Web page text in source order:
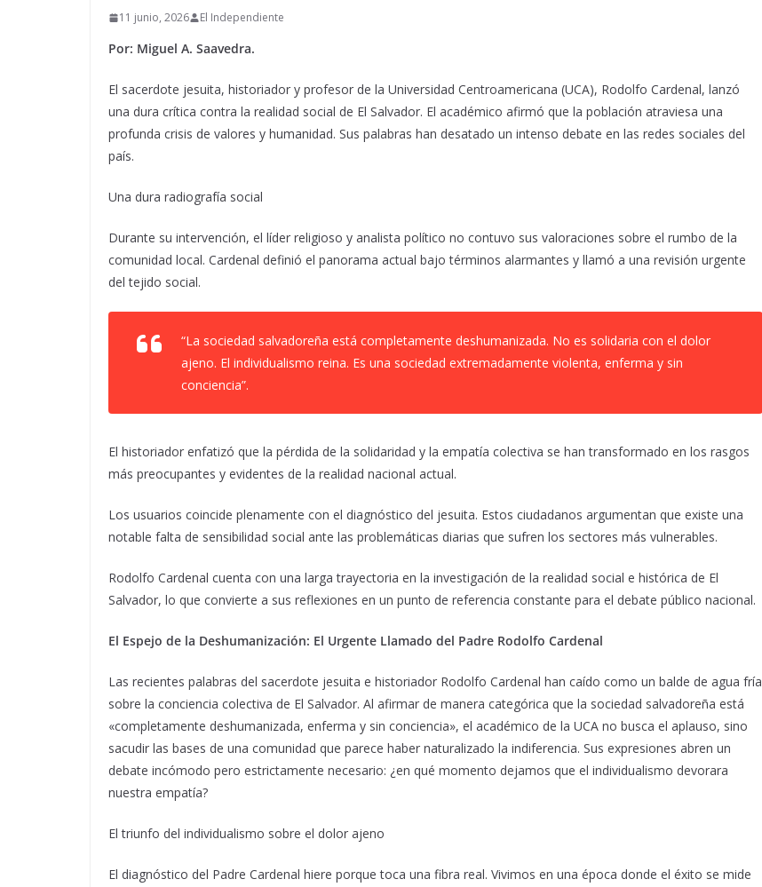
11 junio, 2026 El Independiente
Por: Miguel A. Saavedra.
El sacerdote jesuita, historiador y profesor de la Universidad Centroamericana (UCA), Rodolfo Cardenal, lanzó
una dura crítica contra la realidad social de El Salvador. El académico afirmó que la población atraviesa una
profunda crisis de valores y humanidad. Sus palabras han desatado un intenso debate en las redes sociales del
país.
Una dura radiografía social
Durante su intervención, el líder religioso y analista político no contuvo sus valoraciones sobre el rumbo de la
comunidad local. Cardenal definió el panorama actual bajo términos alarmantes y llamó a una revisión urgente
del tejido social.
“La sociedad salvadoreña está completamente deshumanizada. No es solidaria con el dolor
ajeno. El individualismo reina. Es una sociedad extremadamente violenta, enferma y sin
conciencia”.
El historiador enfatizó que la pérdida de la solidaridad y la empatía colectiva se han transformado en los rasgos
más preocupantes y evidentes de la realidad nacional actual.
Los usuarios coincide plenamente con el diagnóstico del jesuita. Estos ciudadanos argumentan que existe una
notable falta de sensibilidad social ante las problemáticas diarias que sufren los sectores más vulnerables.
Rodolfo Cardenal cuenta con una larga trayectoria en la investigación de la realidad social e histórica de El
Salvador, lo que convierte a sus reflexiones en un punto de referencia constante para el debate público nacional.
El Espejo de la Deshumanización: El Urgente Llamado del Padre Rodolfo Cardenal
Las recientes palabras del sacerdote jesuita e historiador Rodolfo Cardenal han caído como un balde de agua fría
sobre la conciencia colectiva de El Salvador. Al afirmar de manera categórica que la sociedad salvadoreña está
«completamente deshumanizada, enferma y sin conciencia», el académico de la UCA no busca el aplauso, sino
sacudir las bases de una comunidad que parece haber naturalizado la indiferencia. Sus expresiones abren un
debate incómodo pero estrictamente necesario: ¿en qué momento dejamos que el individualismo devorara
nuestra empatía?
El triunfo del individualismo sobre el dolor ajeno
El diagnóstico del Padre Cardenal hiere porque toca una fibra real. Vivimos en una época donde el éxito se mide